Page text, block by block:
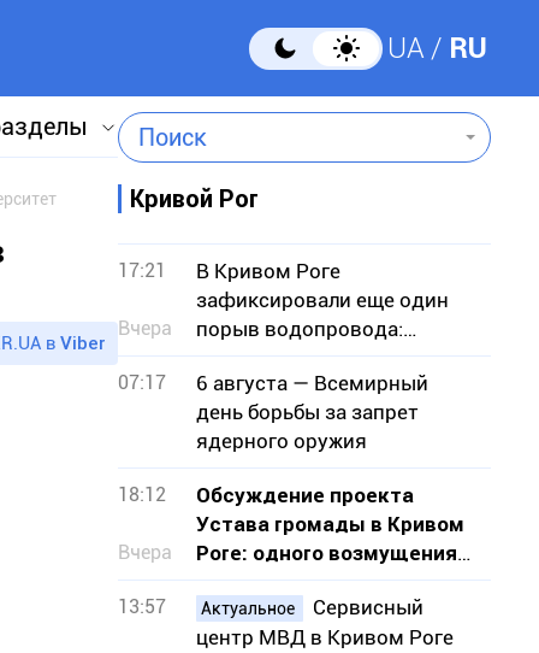
UA RU
Поиск
в Viber
Кривой Рог
17:21
Вчера
В Кривом Роге
зафиксировали еще один
порыв водопровода:
подтопило земельные
участки
07:17
6 августа — Всемирный
день борьбы за запрет
ядерного оружия
18:12
Вчера
Обсуждение проекта
Устава громады в Кривом
Роге: одного возмущения
мало, нужно действовать
13:57 Актуальное
Сервисный
центр МВД в Кривом Роге